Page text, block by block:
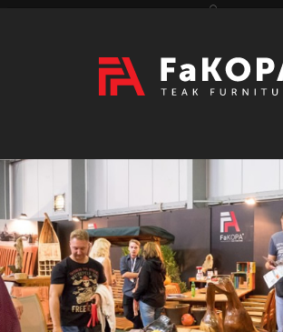
VÝSTAVY 2026
prázdný
CZK EUR
TEAK